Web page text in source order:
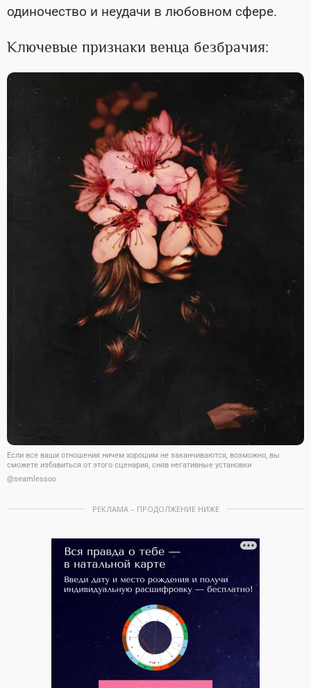
одиночество и неудачи в любовном сфере.
Ключевые признаки венца безбрачия:
Если все ваши отношения ничем хорошим не заканчиваются, возможно, вы
сможете избавиться от этого сценария, сняв негативные установки
@seamlessoo
РЕКЛАМА – ПРОДОЛЖЕНИЕ НИЖЕ